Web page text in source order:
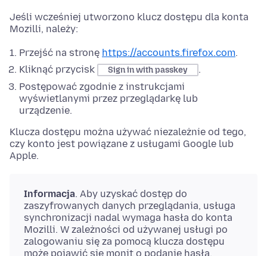
Jeśli wcześniej utworzono klucz dostępu dla konta
Mozilli, należy:
Przejść na stronę https://accounts.firefox.com.
Kliknąć przycisk
Sign in with passkey
.
Postępować zgodnie z instrukcjami
wyświetlanymi przez przeglądarkę lub
urządzenie.
Klucza dostępu można używać niezależnie od tego,
czy konto jest powiązane z usługami Google lub
Apple.
Informacja. Aby uzyskać dostęp do
zaszyfrowanych danych przeglądania, usługa
synchronizacji nadal wymaga hasła do konta
Mozilli. W zależności od używanej usługi po
zalogowaniu się za pomocą klucza dostępu
może pojawić się monit o podanie hasła.